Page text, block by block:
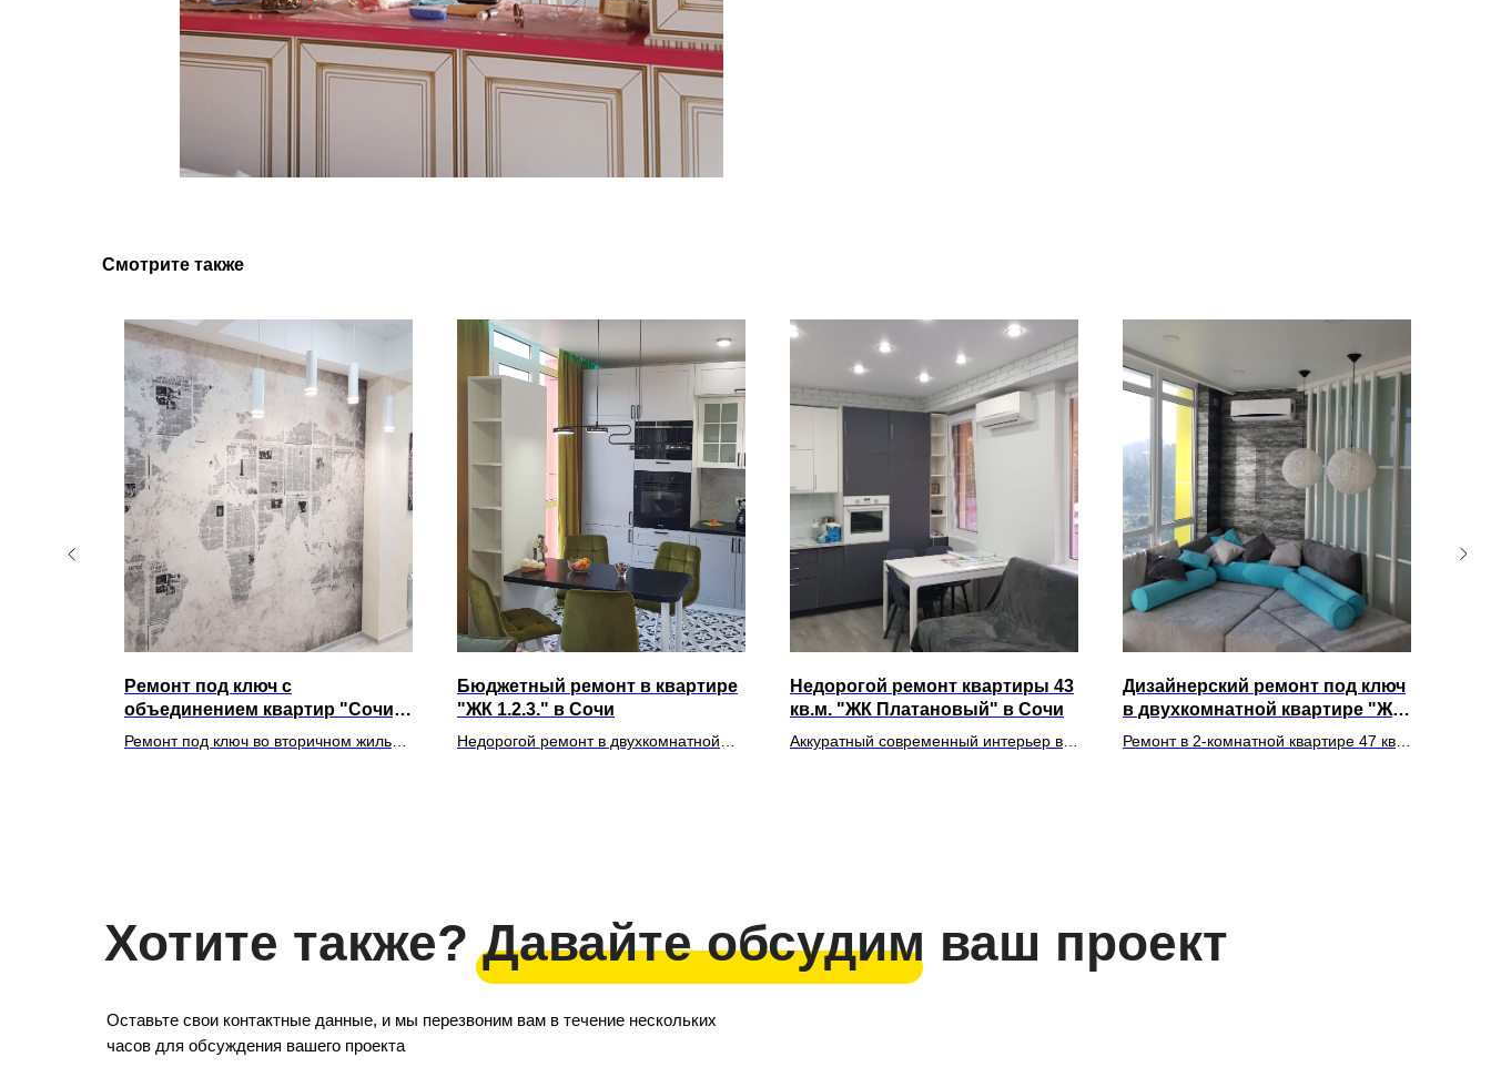
Смотрите также
Ремонт под ключ с
объединением квартир "Сочи,
Донская, 15"
Ремонт под ключ во вторичном жилье,
Бюджетный ремонт в квартире
"ЖК 1.2.3." в Сочи
Недорогой ремонт в двухкомнатной
Недорогой ремонт квартиры 43
кв.м. "ЖК Платановый" в Сочи
Аккуратный современный интерьер в
Дизайнерский ремонт под ключ
в двухкомнатной квартире "ЖК
1.2.3."
Ремонт в 2-комнатной квартире 47 кв.
Хотите также? Давайте обсудим ваш проект
Оставьте свои контактные данные, и мы перезвоним вам в течение нескольких
часов для обсуждения вашего проекта